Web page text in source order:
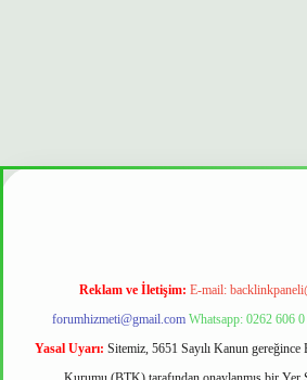
güvenilir mi
Reklam ve İletişim: E-mail:
forumhizmeti@gmail.com Whatsapp: 0262 606
Yasal Uyarı: Sitemiz, 5651 Sayılı Kanun